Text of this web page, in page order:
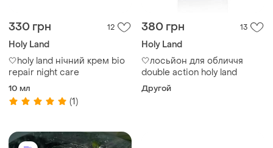
330 грн 12
Holy Land
🤍holy land нічний крем bio
repair night care
10 мл
(1)
380 грн 13
Holy Land
🤍лосьйон для обличчя
double action holy land
Другой